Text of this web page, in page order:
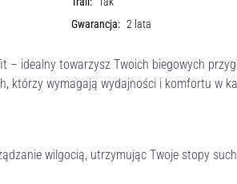
Gwarancja: 2 lata
– idealny towarzysz Twoich biegowych
którzy wymagają wydajności i komfortu w
wilgocią, utrzymując Twoje stopy